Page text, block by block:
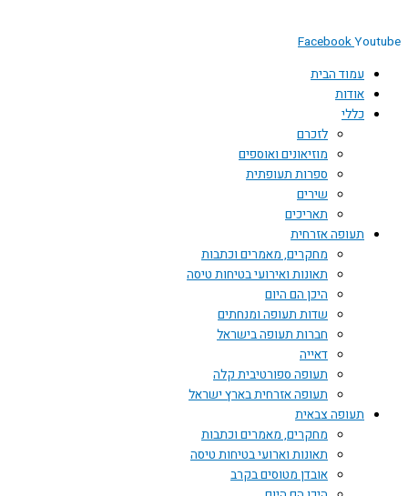
FacebookYoutube
עמוד הבית
אודות
כללי
לזכרם
מוזיאונים ואוספים
ספרות תעופתית
שירים
תאריכים
תעופה אזרחית
מחקרים, מאמרים וכתבות
תאונות ואירועי בטיחות טיסה
היכן הם היום
שדות תעופה ומנחתים
חברות תעופה בישראל
דאייה
תעופה ספורטיבית קלה
תעופה אזרחית בארץ ישראל
תעופה צבאית
מחקרים, מאמרים וכתבות
תאונות וארועי בטיחות טיסה
אובדן מטוסים בקרב